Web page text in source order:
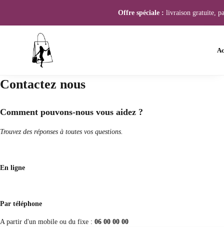
Offre spéciale : livraison gratuite,
Contactez nous
Comment pouvons-nous vous aidez ?
Trouvez des réponses à toutes vos questions.
En ligne
Par téléphone
A partir d'un mobile ou du fixe : 06 00 00 00